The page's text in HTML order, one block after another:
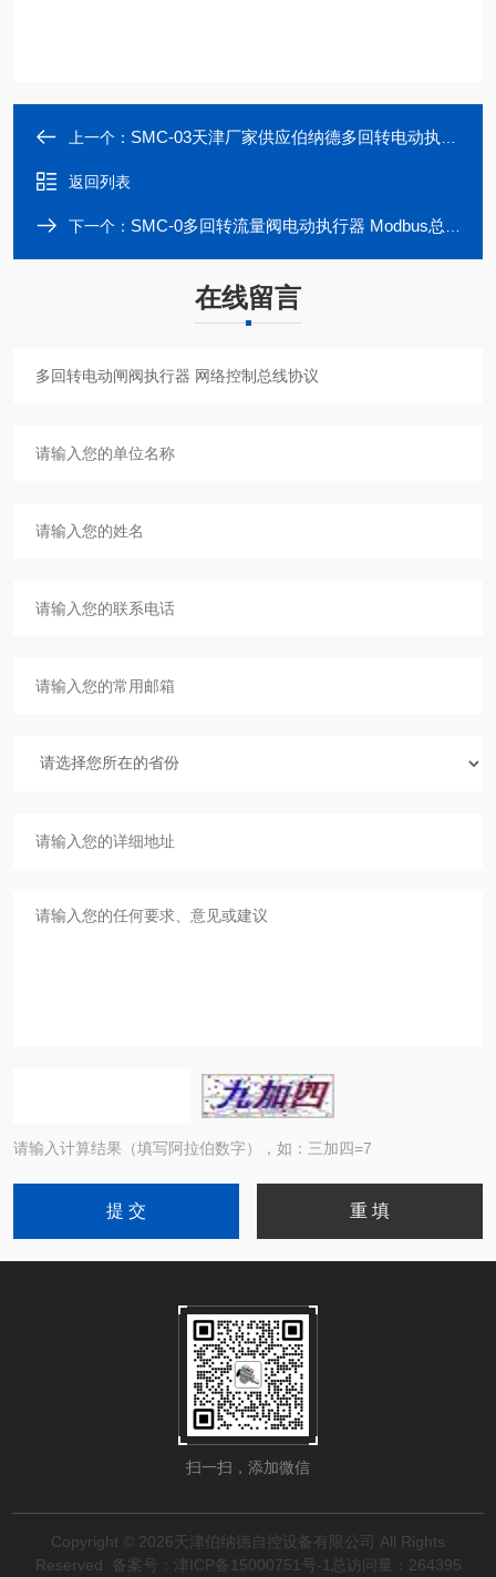
上一个： SMC-03天津厂家供应伯纳德多回转电动执行器
返回列表
下一个： SMC-0多回转流量阀电动执行器 Modbus总线协议
在线留言
请输入计算结果（填写阿拉伯数字），如：三加四=7
扫一扫，添加微信
Copyright © 2026天津伯纳德自控设备有限公司 All Rights
Reserved
备案号：津ICP备15000751号-1 总访问量：264395